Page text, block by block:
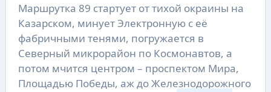
Маршрутка 89 стартует от тихой окраины на
Казарском, минует Электронную с её
фабричными тенями, погружается в
Северный микрорайон по Космонавтов, а
потом мчится центром – проспектом Мира,
Площадью Победы, аж до Железнодорожного